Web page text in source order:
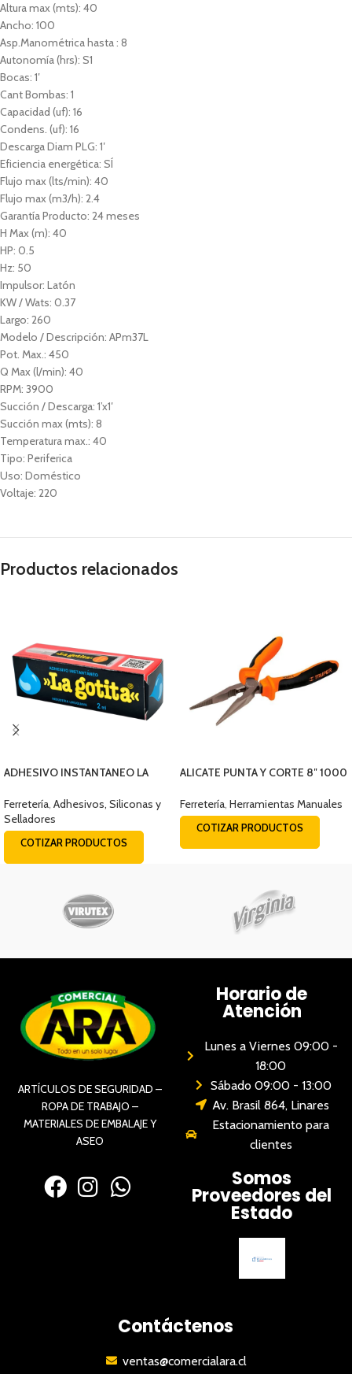
Altura max (mts): 40
Ancho: 100
Asp.Manométrica hasta : 8
Autonomía (hrs): S1
Bocas: 1′
Cant Bombas: 1
Capacidad (uf): 16
Condens. (uf): 16
Descarga Diam PLG: 1′
Eficiencia energética: SÍ
Flujo max (lts/min): 40
Flujo max (m3/h): 2.4
Garantía Producto: 24 meses
H Max (m): 40
HP: 0.5
Hz: 50
Impulsor: Latón
KW / Wats: 0.37
Largo: 260
Modelo / Descripción: APm37L
Pot. Max.: 450
Q Max (l/min): 40
RPM: 3900
Succión / Descarga: 1’x1′
Succión max (mts): 8
Temperatura max.: 40
Tipo: Periferica
Uso: Doméstico
Voltaje: 220
Productos relacionados
ADHESIVO INSTANTANEO LA
Ferretería Adhesivos, Siliconas y
Selladores
COTIZAR PRODUCTOS
ALICATE PUNTA Y CORTE 8″ 1000
Ferretería Herramientas Manuales
COTIZAR PRODUCTOS
ARTÍCULOS DE SEGURIDAD –
ROPA DE TRABAJO –
MATERIALES DE EMBALAJE Y
ASEO
Horario de
Atención
Lunes a Viernes 09:00 -
18:00
Sábado 09:00 - 13:00
Av. Brasil 864, Linares
Estacionamiento para
clientes
Somos
Proveedores del
Estado
Contáctenos
ventas@comercialara.cl